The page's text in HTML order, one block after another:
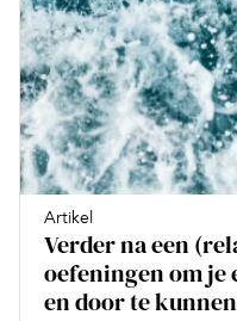
Artikel
Verder na een
oefeningen om je
en door te kunnen